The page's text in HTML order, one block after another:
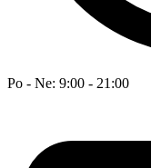
Po - Ne: 9:00 - 21:00